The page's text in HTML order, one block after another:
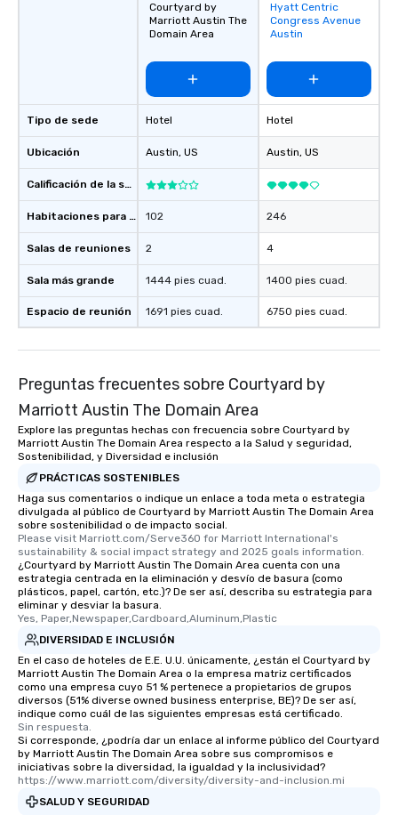
Tipo de sede
Ubicación
Calificación de la sede
Habitaciones para huéspedes
Salas de reuniones
Sala más grande
Espacio de reunión
Courtyard by
Marriott Austin The
Domain Area
Hotel
Austin, US
102
2
1444 pies cuad.
1691 pies cuad.
Removed from
favorites
Hyatt Centric
Congress Avenue
Austin
Hotel
Austin, US
246
4
1400 pies cuad.
6750 pies cuad.
Preguntas frecuentes sobre Courtyard by
Marriott Austin The Domain Area
Explore las preguntas hechas con frecuencia sobre Courtyard by
Marriott Austin The Domain Area respecto a la Salud y seguridad,
Sostenibilidad, y Diversidad e inclusión
PRÁCTICAS SOSTENIBLES
Haga sus comentarios o indique un enlace a toda meta o estrategia
divulgada al público de Courtyard by Marriott Austin The Domain Area
sobre sostenibilidad o de impacto social.
Please visit Marriott.com/Serve360 for Marriott International's
sustainability & social impact strategy and 2025 goals information.
¿Courtyard by Marriott Austin The Domain Area cuenta con una
estrategia centrada en la eliminación y desvío de basura (como
plásticos, papel, cartón, etc.)? De ser así, describa su estrategia para
eliminar y desviar la basura.
Yes, Paper,Newspaper,Cardboard,Aluminum,Plastic
DIVERSIDAD E INCLUSIÓN
En el caso de hoteles de E.E. U.U. únicamente, ¿están el Courtyard by
Marriott Austin The Domain Area o la empresa matriz certificados
como una empresa cuyo 51 % pertenece a propietarios de grupos
diversos (51% diverse owned business enterprise, BE)? De ser así,
indique como cuál de las siguientes empresas está certificado.
Sin respuesta.
Si corresponde, ¿podría dar un enlace al informe público del Courtyard
by Marriott Austin The Domain Area sobre sus compromisos e
iniciativas sobre la diversidad, la igualdad y la inclusividad?
https://www.marriott.com/diversity/diversity-and-inclusion.mi
SALUD Y SEGURIDAD